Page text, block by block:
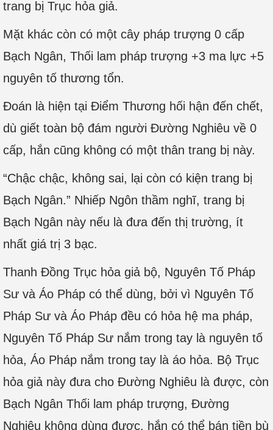
trang bị Trục hỏa giả.
Mặt khác còn có một cây pháp trượng 0 cấp
Bạch Ngân, Thối lam pháp trượng +3 ma lực +5
nguyên tố thương tổn.
Đoán là hiện tại Điểm Thương hối hận đến chết,
dù giết toàn bộ đám người Đường Nghiêu về 0
cấp, hắn cũng không có một thân trang bị này.
“Chậc chậc, không sai, lại còn có kiện trang bị
Bạch Ngân.” Nhiếp Ngôn thầm nghĩ, trang bị
Bạch Ngân này nếu là đưa đến thị trường, ít
nhất giá trị 3 bạc.
Thanh Đồng Trục hỏa giả bộ, Nguyên Tố Pháp
Sư và Áo Pháp có thể dùng, bởi vì Nguyên Tố
Pháp Sư và Áo Pháp đều có hỏa hệ ma pháp,
Nguyên Tố Pháp Sư nắm trong tay là nguyên tố
hỏa, Áo Pháp nắm trong tay là áo hỏa. Bộ Trục
hỏa giả này đưa cho Đường Nghiêu là được, còn
Bạch Ngân Thối lam pháp trượng, Đường
Nghiêu không dùng được, hắn có thể bán tiền bù